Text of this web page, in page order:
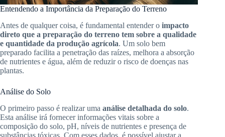
Entendendo a Importância da Preparação do Terreno
Antes de qualquer coisa, é fundamental entender o impacto
direto que a preparação do terreno tem sobre a qualidade
e quantidade da produção agrícola. Um solo bem
preparado facilita a penetração das raízes, melhora a absorção
de nutrientes e água, além de reduzir o risco de doenças nas
plantas.
Análise do Solo
O primeiro passo é realizar uma análise detalhada do solo.
Esta análise irá fornecer informações vitais sobre a
composição do solo, pH, níveis de nutrientes e presença de
substâncias tóxicas. Com esses dados, é possível ajustar a